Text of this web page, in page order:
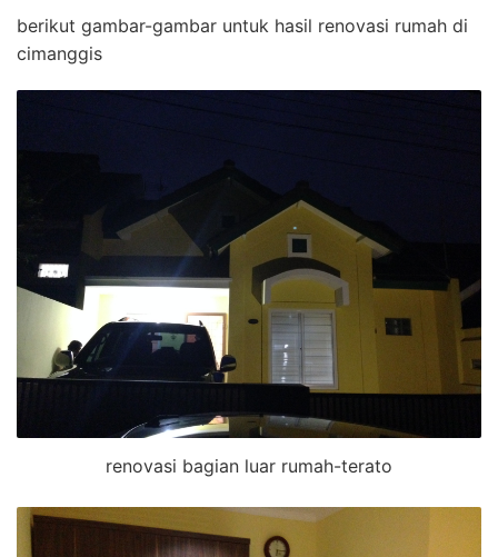
berikut gambar-gambar untuk hasil renovasi rumah di
cimanggis
renovasi bagian luar rumah-terato